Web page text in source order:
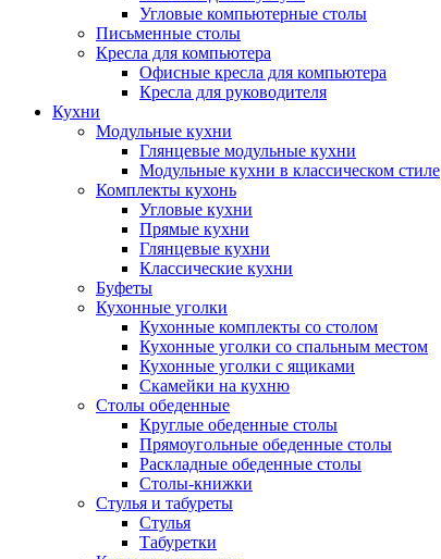
Угловые компьютерные столы
Письменные столы
Кресла для компьютера
Офисные кресла для компьютера
Кресла для руководителя
Кухни
Модульные кухни
Глянцевые модульные кухни
Модульные кухни в классическом стиле
Комплекты кухонь
Угловые кухни
Прямые кухни
Глянцевые кухни
Классические кухни
Буфеты
Кухонные уголки
Кухонные комплекты со столом
Кухонные уголки со спальным местом
Кухонные уголки с ящиками
Скамейки на кухню
Столы обеденные
Круглые обеденные столы
Прямоугольные обеденные столы
Раскладные обеденные столы
Столы-книжки
Стулья и табуреты
Стулья
Табуретки